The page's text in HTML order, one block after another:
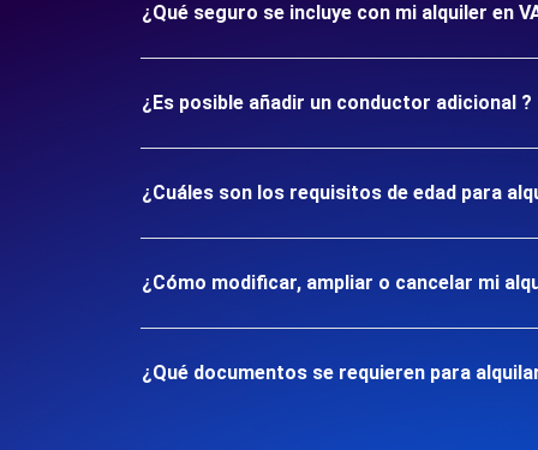
¿Qué seguro se incluye con mi alquiler en
¿Es posible añadir un conductor adicional ?
¿Cuáles son los requisitos de edad para
¿Cómo modificar, ampliar o cancelar mi
¿Qué documentos se requieren para